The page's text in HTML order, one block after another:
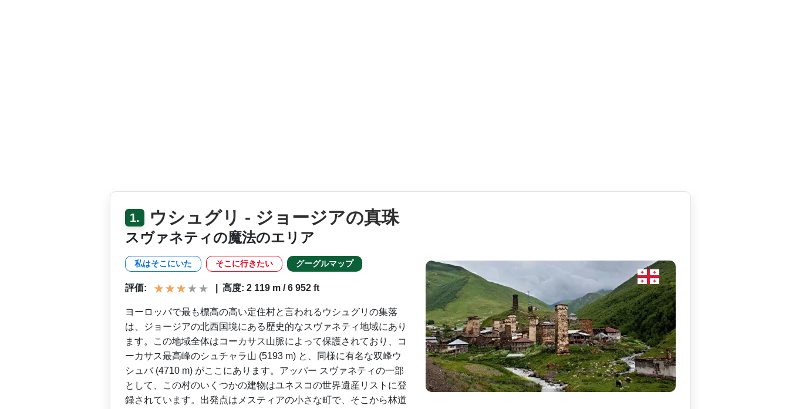
1. ウシュグリ - ジョージアの真珠
スヴァネティの魔法のエリア
私はそこにいた そこに行きたい グーグルマップ
評価: 高度: 2 119 m / 6 952 ft
ヨーロッパで最も標高の高い­定住村と言われるウシュグリの集落
は、ジョージアの­北西国境にある歴史的なスヴァネティ地域にあり
ます­。この地域全体はコーカサス山脈によって保護されて­おり、コ
ーカサス最高峰のシュチャラ山 (5193 m) と、同様に有名な双峰ウ
シュバ (4710 m) がここにあります。アッパー スヴァネティの一部
として、­この村のいくつかの建物はユネスコの世界遺産リスト­に登
録されています。出発点はメスティアの小さな町­で、そこから林道